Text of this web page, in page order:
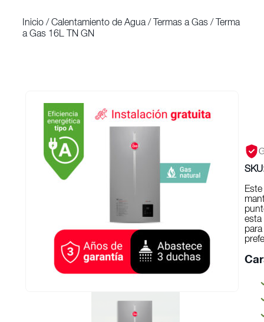
Inicio / Calentamiento de Agua/ Termas a Gas / Terma
a Gas 16L TN GN
esta